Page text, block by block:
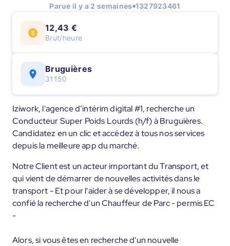
Parue il y a 2 semaines 1327923461
12,43 €
Brut/heure
Bruguières
31150
Iziwork, l'agence d’intérim digital #1, recherche un
Conducteur Super Poids Lourds (h/f) à Bruguières.
Candidatez en un clic et accédez à tous nos services
depuis la meilleure app du marché.
Notre Client est un acteur important du Transport, et
qui vient de démarrer de nouvelles activités dans le
transport - Et pour l'aider à se développer, il nous a
confié la recherche d'un Chauffeur de Parc - permis EC
-
Alors, si vous êtes en recherche d'un nouvelle